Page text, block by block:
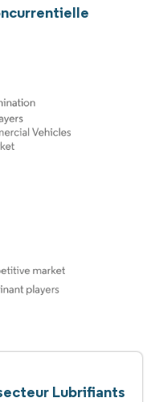
Lubrifiants